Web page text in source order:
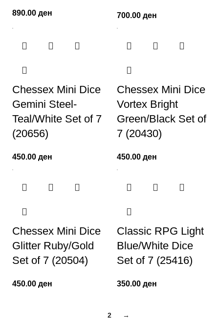
890.00 ден 700.00 ден
Chessex Mini Dice
Gemini Steel-
Teal/White Set of 7
(20656)
450.00 ден
Chessex Mini Dice
Vortex Bright
Green/Black Set of
7 (20430)
450.00 ден
Chessex Mini Dice
Glitter Ruby/Gold
Set of 7 (20504)
450.00 ден
Classic RPG Light
Blue/White Dice
Set of 7 (25416)
350.00 ден
2 →